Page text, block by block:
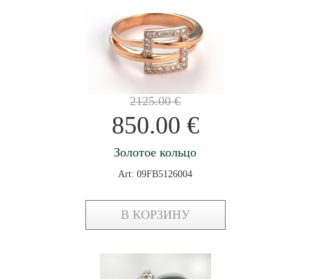
2125.00€
850.00 €
Золотое кольцо
Art: 09FB5126004
В КОРЗИНУ